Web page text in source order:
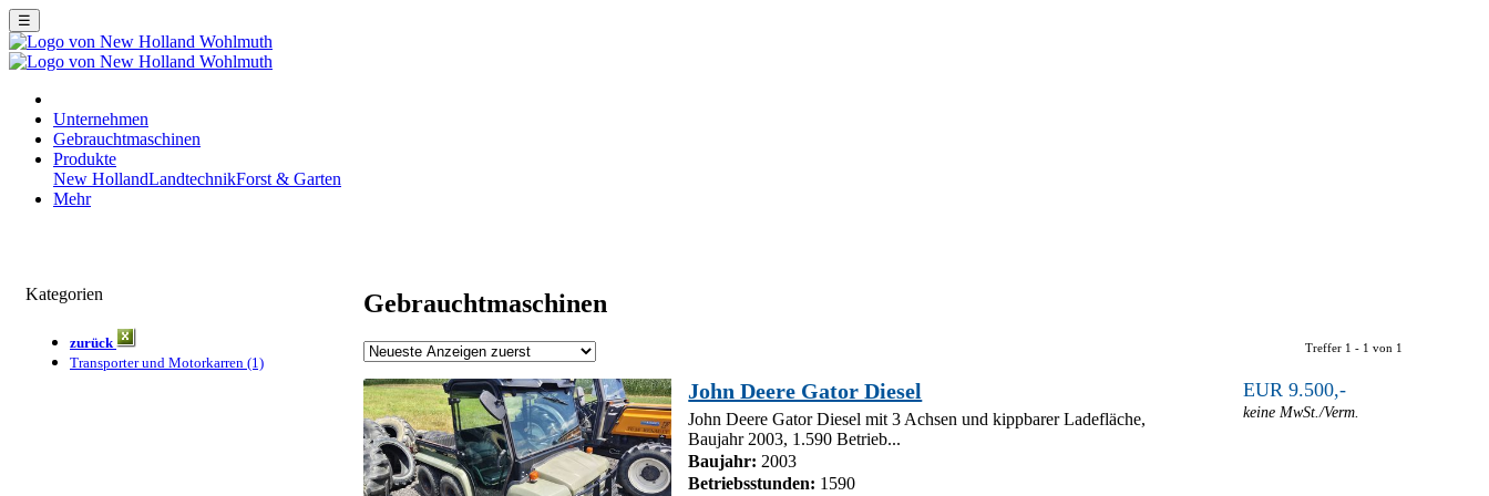
☰
Unternehmen
Gebrauchtmaschinen
Produkte
New HollandLandtechnikForst & Garten
Mehr
Kategorien
zurück
Transporter und Motorkarren (1)
Gebrauchtmaschinen
Treffer 1 - 1 von 1
John Deere Gator Diesel
John Deere Gator Diesel mit 3 Achsen und kippbarer Ladefläche,
Baujahr 2003, 1.590 Betrieb...
Baujahr: 2003
Betriebsstunden: 1590
EUR 9.500,-
keine MwSt./Verm.